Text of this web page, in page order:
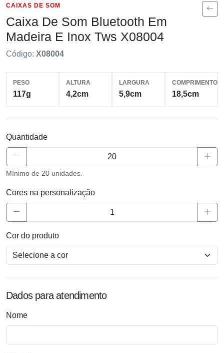
CAIXAS DE SOM
Caixa De Som Bluetooth Em
Madeira E Inox Tws X08004
Código: X08004
PESO
117g
ALTURA
4,2cm
LARGURA
5,9cm
COMPRIMENTO
18,5cm
Quantidade
Mínimo de 20 unidades.
Cores na personalização
Cor do produto
Dados para atendimento
Nome